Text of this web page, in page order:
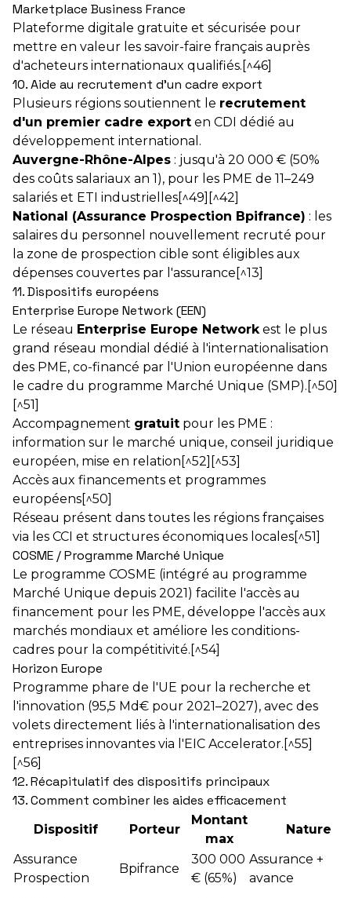
Marketplace Business France
Plateforme digitale gratuite et sécurisée pour
mettre en valeur les savoir-faire français auprès
d'acheteurs internationaux qualifiés.[^46]
10. Aide au recrutement d'un cadre export
Plusieurs régions soutiennent le recrutement
d'un premier cadre export en CDI dédié au
développement international.
Auvergne-Rhône-Alpes : jusqu'à 20 000 € (50%
des coûts salariaux an 1), pour les PME de 11–249
salariés et ETI industrielles[^49][^42]
National (Assurance Prospection Bpifrance) : les
salaires du personnel nouvellement recruté pour
la zone de prospection cible sont éligibles aux
dépenses couvertes par l'assurance[^13]
11. Dispositifs européens
Enterprise Europe Network (EEN)
Le réseau Enterprise Europe Networkest le plus
grand réseau mondial dédié à l'internationalisation
des PME, co-financé par l'Union européenne dans
le cadre du programme Marché Unique (SMP).[^50]
[^51]
Accompagnement gratuit pour les PME :
information sur le marché unique, conseil juridique
européen, mise en relation[^52][^53]
Accès aux financements et programmes
européens[^50]
Réseau présent dans toutes les régions françaises
via les CCI et structures économiques locales[^51]
COSME / Programme Marché Unique
Le programme COSME (intégré au programme
Marché Unique depuis 2021) facilite l'accès au
financement pour les PME, développe l'accès aux
marchés mondiaux et améliore les conditions-
cadres pour la compétitivité.[^54]
Horizon Europe
Programme phare de l'UE pour la recherche et
l'innovation (95,5 Md€ pour 2021–2027), avec des
volets directement liés à l'internationalisation des
entreprises innovantes via l'EIC Accelerator.[^55]
[^56]
12. Récapitulatif des dispositifs principaux
13. Comment combiner les aides efficacement
Dispositif Porteur
Montant
max
Nature
Assurance
Prospection
Bpifrance
300 000
€ (65%)
Assurance +
avance